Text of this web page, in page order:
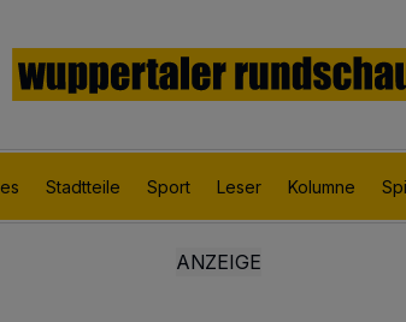
Stadtteile Sport Leser Kolumne